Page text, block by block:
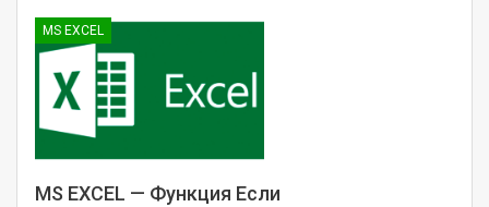
MS EXCEL
MS EXCEL — Функция Если